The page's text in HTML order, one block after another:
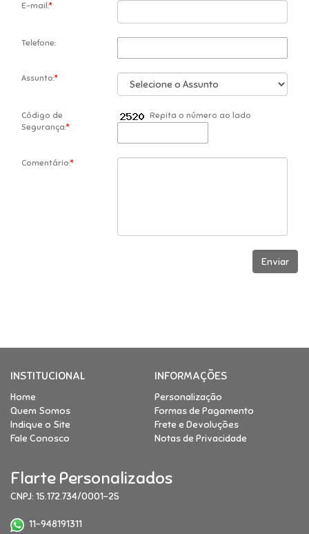
E-mail:*
Telefone:
Assunto:*
Código de
Segurança:*
Repita o número ao lado
Comentário:*
INSTITUCIONAL
Home
Quem Somos
Indique o Site
Fale Conosco
INFORMAÇÕES
Personalização
Formas de Pagamento
Frete e Devoluções
Notas de Privacidade
Flarte Personalizados
CNPJ: 15.172.734/0001-25
11-948191311